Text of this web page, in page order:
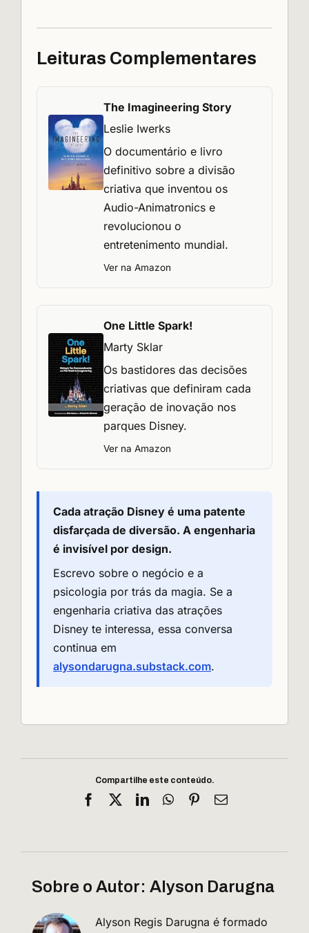
Leituras Complementares
The Imagineering Story
Leslie Iwerks
O documentário e livro
definitivo sobre a divisão
criativa que inventou os
Audio-Animatronics e
revolucionou o
entretenimento mundial.
Ver na Amazon
One Little Spark!
Marty Sklar
Os bastidores das decisões
criativas que definiram cada
geração de inovação nos
parques Disney.
Ver na Amazon
Cada atração Disney é uma patente
disfarçada de diversão. A engenharia
é invisível por design.
Escrevo sobre o negócio e a
psicologia por trás da magia. Se a
engenharia criativa das atrações
Disney te interessa, essa conversa
continua em
alysondarugna.substack.com.
Compartilhe este conteúdo.
FacebookLinkedInWhatsApp
Pinterest
E-
Sobre o Autor: Alyson Darugna
Alyson Regis Darugna é formado